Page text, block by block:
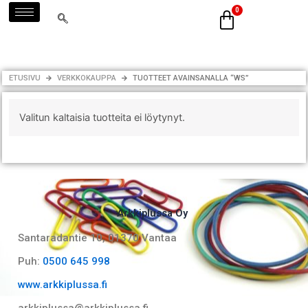
Siirry
sisältöön
ETUSIVU VERKKOKAUPPA TUOTTEET AVAINSANALLA “WS”
Valitun kaltaisia tuotteita ei löytynyt.
Arkkiplussa Oy
Santaradantie 10, 01370 Vantaa​
Puh: 0500 645 998
www.arkkiplussa.fi